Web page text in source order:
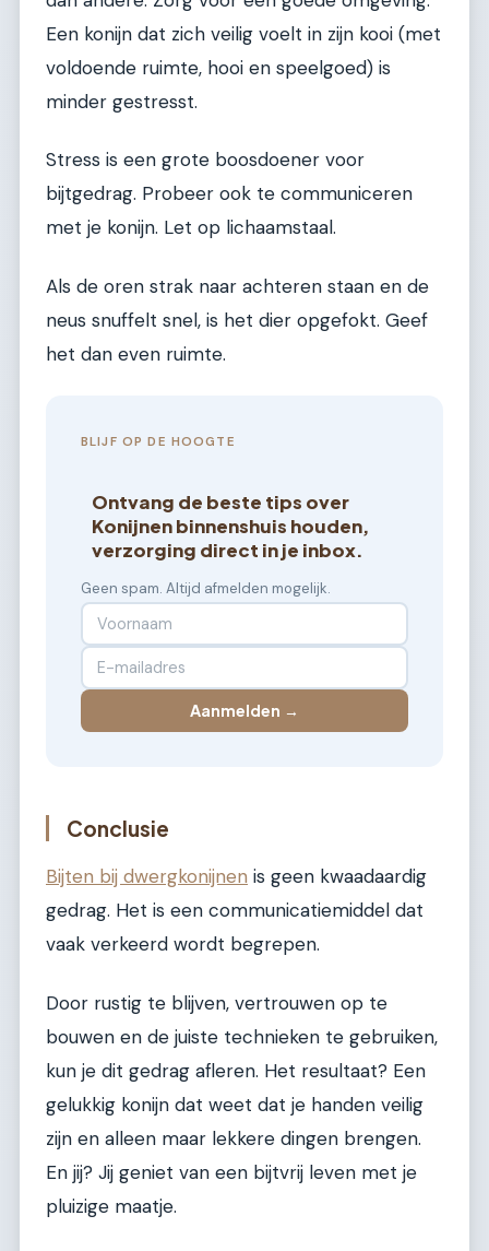
Een konijn dat zich veilig voelt in zijn kooi (met
voldoende ruimte, hooi en speelgoed) is
minder gestresst.
Stress is een grote boosdoener voor
bijtgedrag. Probeer ook te communiceren
met je konijn. Let op lichaamstaal.
Als de oren strak naar achteren staan en de
neus snuffelt snel, is het dier opgefokt. Geef
het dan even ruimte.
BLIJF OP DE HOOGTE
Ontvang de beste tips over
Konijnen binnenshuis houden,
verzorging direct in je inbox.
Geen spam. Altijd afmelden mogelijk.
Aanmelden →
Conclusie
Bijten bij dwergkonijnen is geen kwaadaardig
gedrag. Het is een communicatiemiddel dat
vaak verkeerd wordt begrepen.
Door rustig te blijven, vertrouwen op te
bouwen en de juiste technieken te gebruiken,
kun je dit gedrag afleren. Het resultaat? Een
gelukkig konijn dat weet dat je handen veilig
zijn en alleen maar lekkere dingen brengen.
En jij? Jij geniet van een bijtvrij leven met je
pluizige maatje.